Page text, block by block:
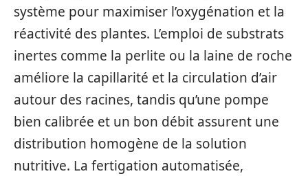
système pour maximiser l’oxygénation et la
réactivité des plantes. L’emploi de substrats
inertes comme la perlite ou la laine de roche
améliore la capillarité et la circulation d’air
autour des racines, tandis qu’une pompe
bien calibrée et un bon débit assurent une
distribution homogène de la solution
nutritive. La fertigation automatisée,